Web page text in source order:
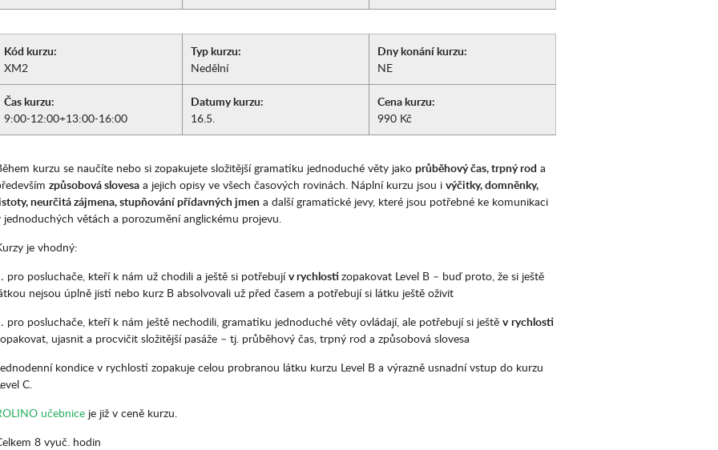
Kód kurzu:
XM2
Typ kurzu:
Nedělní
Dny konání kurzu:
NE
Čas kurzu:
9:00-12:00+13:00-16:00
Datumy kurzu:
16.5.
Cena kurzu:
990 Kč
kurzu se naučíte nebo si zopakujete složitější gramatiku jednoduché věty jako průběhový čas, trpný rod a
způsobová slovesa a jejich opisy ve všech časových rovinách. Náplní kurzu jsou i výčitky, domněnky,
neurčitá zájmena, stupňování přídavných jmen a další gramatické jevy, které jsou potřebné ke komunikaci
jednoduchých větách a porozumění anglickému projevu.
je vhodný:
pro posluchače, kteří k nám už chodili a ještě si potřebujív rychlostizopakovat Level B – buď proto, že si ještě
nejsou úplně jisti nebo kurz B absolvovali už před časem a potřebují si látku ještě oživit
pro posluchače, kteří k nám ještě nechodili, gramatiku jednoduché věty ovládají, ale potřebují si ještě v rychlosti
ujasnit a procvičit složitější pasáže – tj. průběhový čas, trpný rod a způsobová slovesa
kondice v rychlosti zopakuje celou probranou látku kurzu Level B a výrazně usnadní vstup do kurzu
C.
učebnice je již v ceně kurzu.
8 vyuč. hodin